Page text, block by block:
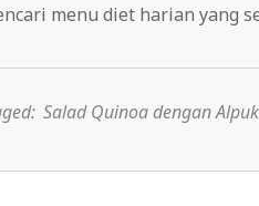
menu diet harian yang
Salad Quinoa dengan